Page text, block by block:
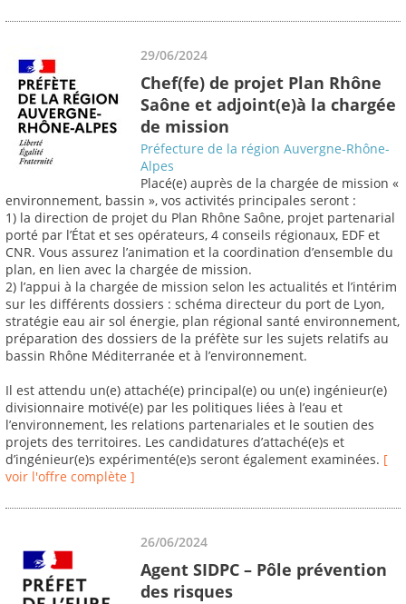
29/06/2024
Chef(fe) de projet Plan Rhône
Saône et adjoint(e)à la chargée
de mission
Préfecture de la région Auvergne-Rhône-
Alpes
Placé(e) auprès de la chargée de mission «
environnement, bassin », vos activités principales seront :
1) la direction de projet du Plan Rhône Saône, projet partenarial
porté par l’État et ses opérateurs, 4 conseils régionaux, EDF et
CNR. Vous assurez l’animation et la coordination d’ensemble du
plan, en lien avec la chargée de mission.
2) l’appui à la chargée de mission selon les actualités et l’intérim
sur les différents dossiers : schéma directeur du port de Lyon,
stratégie eau air sol énergie, plan régional santé environnement,
préparation des dossiers de la préfète sur les sujets relatifs au
bassin Rhône Méditerranée et à l’environnement.
Il est attendu un(e) attaché(e) principal(e) ou un(e) ingénieur(e)
divisionnaire motivé(e) par les politiques liées à l’eau et
l’environnement, les relations partenariales et le soutien des
projets des territoires. Les candidatures d’attaché(e)s et
d’ingénieur(e)s expérimenté(e)s seront également examinées. [
voir l'offre complète ]
26/06/2024
Agent SIDPC – Pôle prévention
des risques